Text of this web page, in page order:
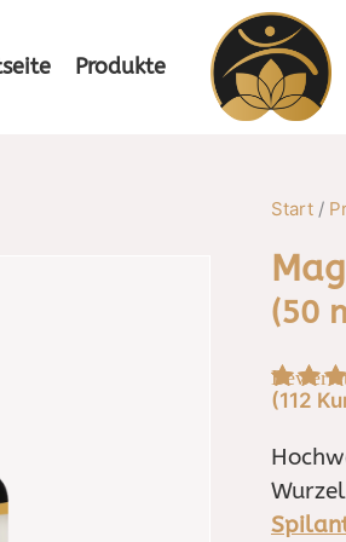
Produkte
Start /
(50
4.9von
(112